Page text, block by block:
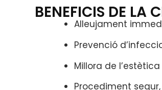
BENEFICIS DE LA
Alleujament
Prevenció
Millora de
Procediment